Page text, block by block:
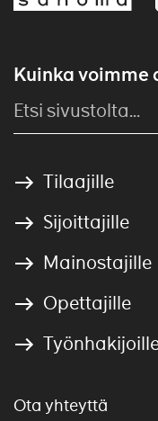
Kuinka voimme
Tilaajille
Sijoittajille
Mainostajille
Opettajille
Ota yhteyttä